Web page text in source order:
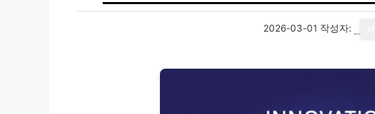
2026-03-01 작성자: